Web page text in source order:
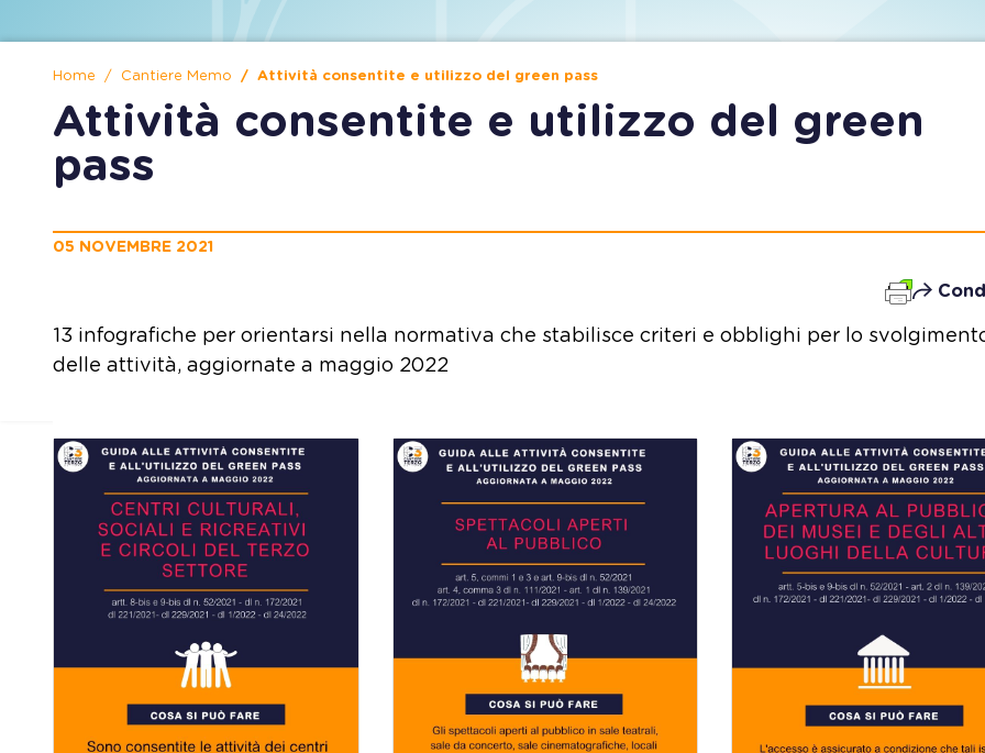
Home Cantiere Memo Attività consentite e utilizzo del green pass
Attività consentite e utilizzo del green
pass
05 NOVEMBRE 2021
13 infografiche per orientarsi nella normativa che stabilisce criteri e obblighi per lo
delle attività, aggiornate a maggio 2022